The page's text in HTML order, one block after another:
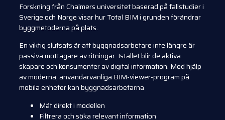
Forskning från Chalmers universitet baserad på fallstudier i
Sverige och Norge visar hur Total BIM i grunden förändrar
byggmetoderna på plats.
En viktig slutsats är att byggnadsarbetare inte längre är
passiva mottagare av ritningar. Istället blir de aktiva
skapare och konsumenter av digital information. Med hjälp
av moderna, användarvänliga BIM-viewer-program på
mobila enheter kan byggnadsarbetarna
Mät direkt i modellen
Filtrera och söka relevant information